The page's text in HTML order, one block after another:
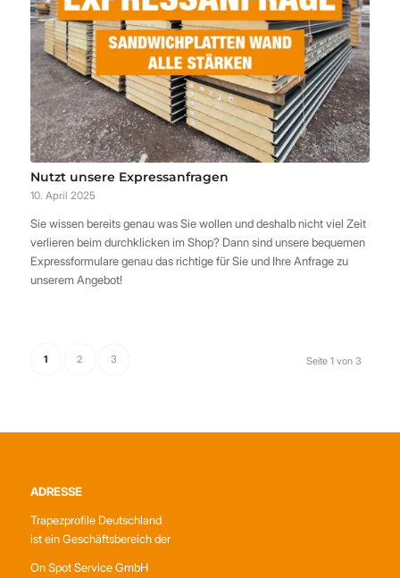
Nutzt unsere Expressanfragen
10. April 2025
Sie wissen bereits genau was Sie wollen und deshalb nicht viel Zeit
verlieren beim durchklicken im Shop? Dann sind unsere bequemen
Expressformulare genau das richtige für Sie und Ihre Anfrage zu
unserem Angebot!
Seite 1 von 3
1 2 3
ADRESSE
Trapezprofile Deutschland
ist ein Geschäftsbereich der
On Spot Service GmbH